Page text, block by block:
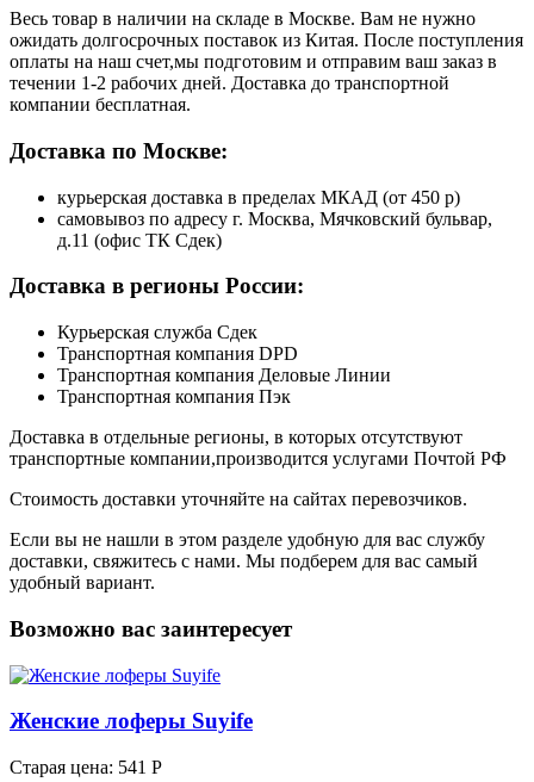
Весь товар в наличии на складе в Москве. Вам не нужно
ожидать долгосрочных поставок из Китая. После поступления
оплаты на наш счет,мы подготовим и отправим ваш заказ в
течении 1-2 рабочих дней. Доставка до транспортной
компании бесплатная.
Доставка по Москве:
курьерская доставка в пределах МКАД (от 450 р)
самовывоз по адресу г. Москва, Мячковский бульвар,
д.11 (офис ТК Сдек)
Доставка в регионы России:
Курьерская служба Сдек
Транспортная компания DPD
Транспортная компания Деловые Линии
Транспортная компания Пэк
Доставка в отдельные регионы, в которых отсутствуют
транспортные компании,производится услугами Почтой РФ
Стоимость доставки уточняйте на сайтах перевозчиков.
Если вы не нашли в этом разделе удобную для вас службу
доставки, свяжитесь с нами. Мы подберем для вас самый
удобный вариант.
Возможно вас заинтересует
Женские лоферы Suyife
Старая цена: 541 Р